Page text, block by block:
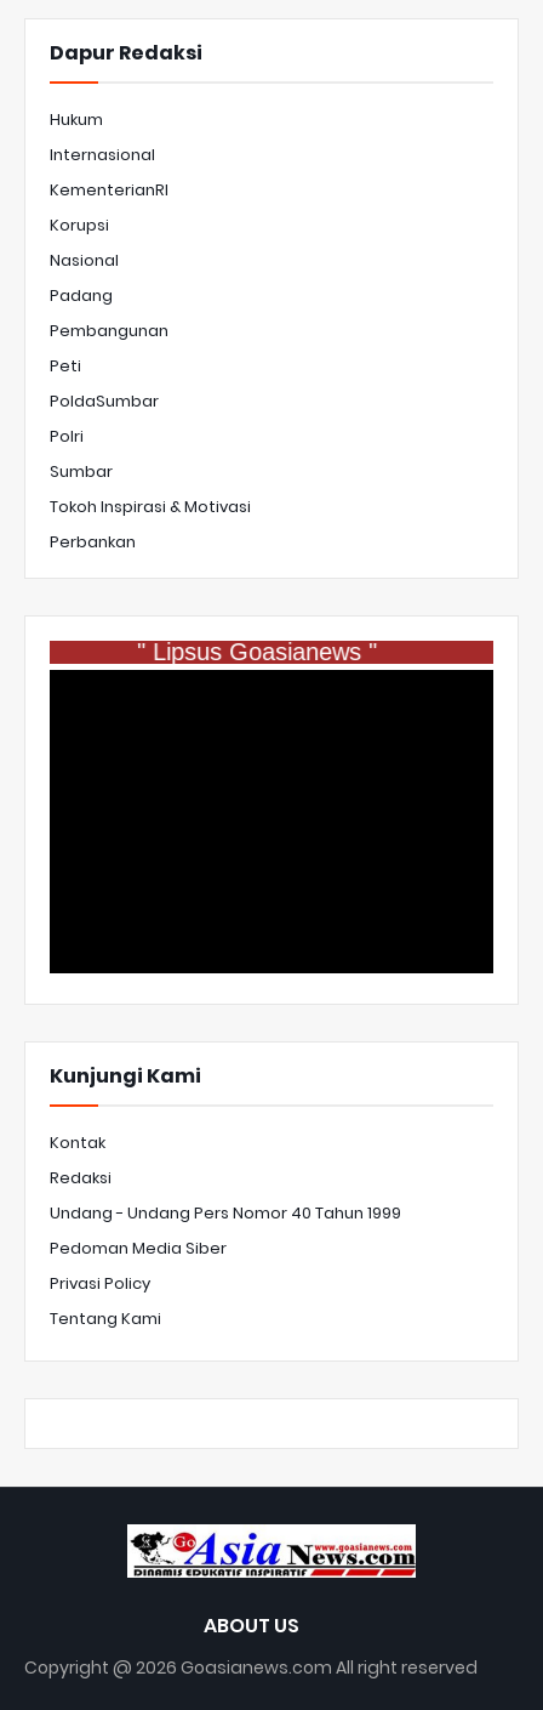
Dapur Redaksi
Hukum
Internasional
KementerianRI
Korupsi
Nasional
Padang
Pembangunan
Peti
PoldaSumbar
Polri
Sumbar
Tokoh Inspirasi & Motivasi
Perbankan
" Lipsus Goasianews "
Kunjungi Kami
Kontak
Redaksi
Undang - Undang Pers Nomor 40 Tahun 1999
Pedoman Media Siber
Privasi Policy
Tentang Kami
ABOUT US
Copyright @ 2026 Goasianews.com All right reserved